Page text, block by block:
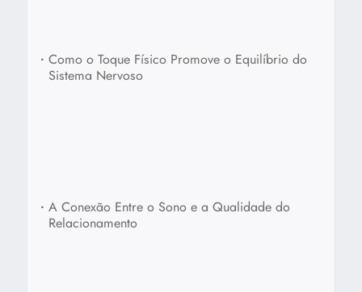
• Como o Toque Físico Promove o Equilíbrio do
Sistema Nervoso
• A Conexão Entre o Sono e a Qualidade do
Relacionamento